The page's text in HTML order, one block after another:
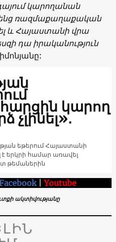
կարողանան
ռազմաքաղաքական
և Հայաստանի վրա
դա իրականություն
կարող
եթերում Հայաստանի
երկրի համար առավել
թեմաներին
|Youtube
ակտիվությանը